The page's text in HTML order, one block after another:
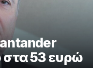
στα 53 ευρώ